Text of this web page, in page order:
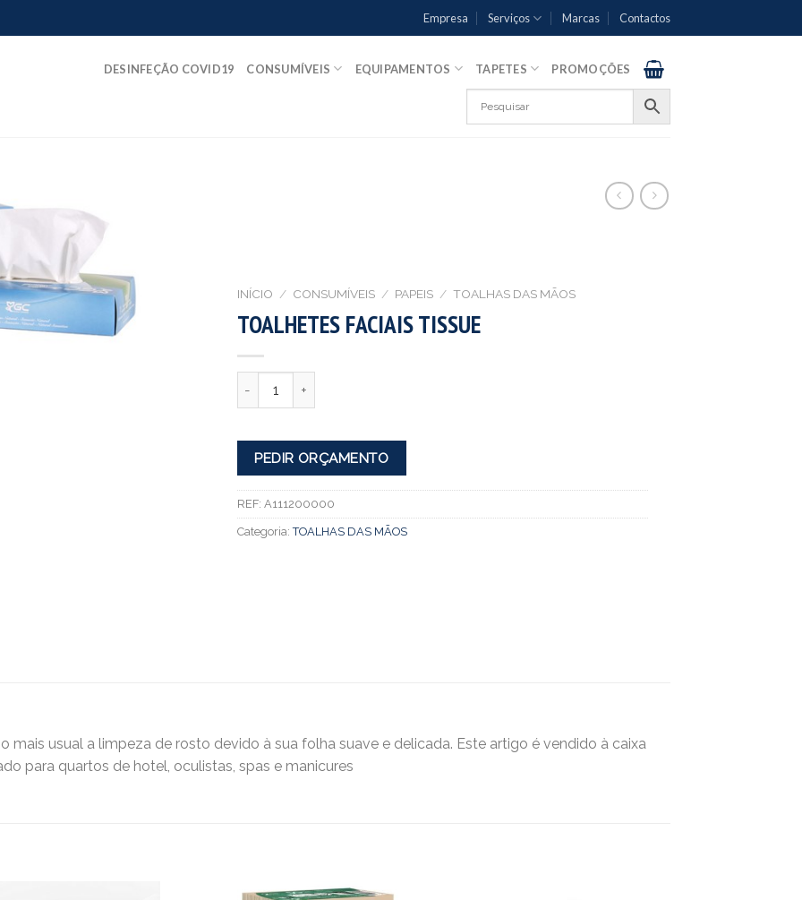
Empresa Serviços Marcas Contactos
DESINFEÇÃO COVID19 CONSUMÍVEIS EQUIPAMENTOS TAPETES PROMOÇÕES
INÍCIO / CONSUMÍVEIS / PAPEIS / TOALHAS DAS MÃOS
TOALHETES FACIAIS TISSUE
PEDIR ORÇAMENTO
REF: A111200000
Categoria:TOALHAS DAS MÃOS
mais usual a limpeza de rosto devido à sua folha suave e delicada. Este artigo é vendido à caixa
para quartos de hotel, oculistas, spas e manicures